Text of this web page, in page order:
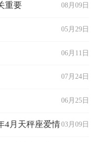
08月09日
重要
05月29日
06月11日
07月24日
06月25日
03月09日
4月天秤座爱情